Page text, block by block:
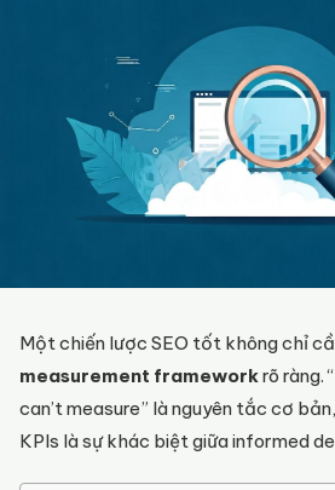
Một chiến lược SEO tốt không chỉ
measurement frameworkrõ ràng.
can’t measure” là nguyên tắc cơ
KPIs là sự khác biệt giữa informed